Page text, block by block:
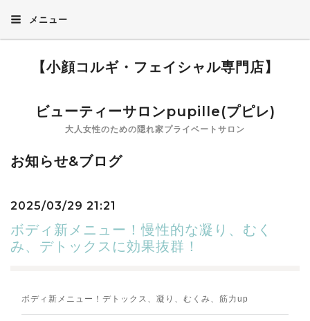
メニュー
【小顔コルギ・フェイシャル専門店】
ビューティーサロンpupille(プピレ)
大人女性のための隠れ家プライベートサロン
お知らせ&ブログ
2025/03/29 21:21
ボディ新メニュー！慢性的な凝り、むく
み、デトックスに効果抜群！
ボディ新メニュー！デトックス、凝り、むくみ、筋力up